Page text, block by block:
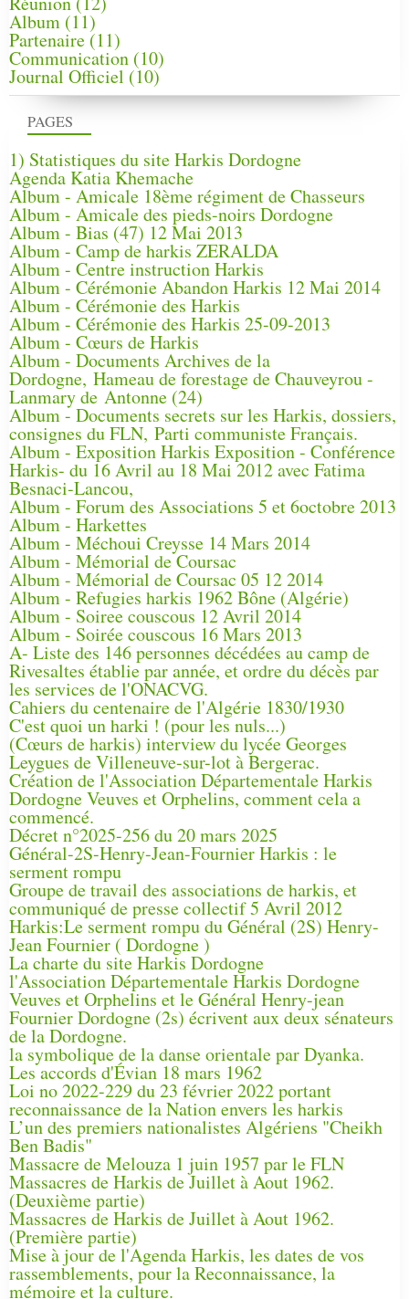
PAGES
1) Statistiques du site Harkis Dordogne
Agenda Katia Khemache
Album - Amicale 18ème régiment de Chasseurs
Album - Amicale des pieds-noirs Dordogne
Album - Bias (47) 12 Mai 2013
Album - Camp de harkis ZERALDA
Album - Centre instruction Harkis
Album - Cérémonie Abandon Harkis 12 Mai 2014
Album - Cérémonie des Harkis
Album - Cérémonie des Harkis 25-09-2013
Album - Cœurs de Harkis
Album - Documents Archives de la
Dordogne, Hameau de forestage de Chauveyrou -
Lanmary de Antonne (24)
Album - Documents secrets sur les Harkis, dossiers,
consignes du FLN, Parti communiste Français.
Album - Exposition Harkis Exposition - Conférence
Harkis- du 16 Avril au 18 Mai 2012 avec Fatima
Besnaci-Lancou,
Album - Forum des Associations 5 et 6octobre 2013
Album - Harkettes
Album - Méchoui Creysse 14 Mars 2014
Album - Mémorial de Coursac
Album - Mémorial de Coursac 05 12 2014
Album - Refugies harkis 1962 Bône (Algérie)
Album - Soiree couscous 12 Avril 2014
Album - Soirée couscous 16 Mars 2013
A- Liste des 146 personnes décédées au camp de
Rivesaltes établie par année, et ordre du décès par
les services de l'ONACVG.
Cahiers du centenaire de l'Algérie 1830/1930
C'est quoi un harki ! (pour les nuls...)
(Cœurs de harkis) interview du lycée Georges
Leygues de Villeneuve-sur-lot à Bergerac.
Création de l'Association Départementale Harkis
Dordogne Veuves et Orphelins, comment cela a
commencé.
Décret n°2025-256 du 20 mars 2025
Général-2S-Henry-Jean-Fournier Harkis : le
serment rompu
Groupe de travail des associations de harkis, et
communiqué de presse collectif 5 Avril 2012
Harkis:Le serment rompu du Général (2S) Henry-
Jean Fournier ( Dordogne )
La charte du site Harkis Dordogne
l'Association Départementale Harkis Dordogne
Veuves et Orphelins et le Général Henry-jean
Fournier Dordogne (2s) écrivent aux deux sénateurs
de la Dordogne.
la symbolique de la danse orientale par Dyanka.
Les accords d'Évian 18 mars 1962
Loi no 2022-229 du 23 février 2022 portant
reconnaissance de la Nation envers les harkis
L’un des premiers nationalistes Algériens "Cheikh
Ben Badis"
Massacre de Melouza 1 juin 1957 par le FLN
Massacres de Harkis de Juillet à Aout 1962.
(Deuxième partie)
Massacres de Harkis de Juillet à Aout 1962.
(Première partie)
Mise à jour de l'Agenda Harkis, les dates de vos
rassemblements, pour la Reconnaissance, la
mémoire et la culture.
Album (11)
Partenaire(11)
Communication (10)
Journal Officiel (10)